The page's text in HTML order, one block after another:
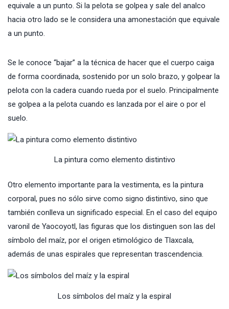
equivale a un punto. Si la pelota se golpea y sale del analco
hacia otro lado se le considera una amonestación que equivale
a un punto.
Se le conoce “bajar” a la técnica de hacer que el cuerpo caiga
de forma coordinada, sostenido por un solo brazo, y golpear la
pelota con la cadera cuando rueda por el suelo. Principalmente
se golpea a la pelota cuando es lanzada por el aire o por el
suelo.
La pintura como elemento distintivo
Otro elemento importante para la vestimenta, es la pintura
corporal, pues no sólo sirve como signo distintivo, sino que
también conlleva un significado especial. En el caso del equipo
varonil de Yaocoyotl, las figuras que los distinguen son las del
símbolo del maíz, por el origen etimológico de Tlaxcala,
además de unas espirales que representan trascendencia.
Los símbolos del maíz y la espiral